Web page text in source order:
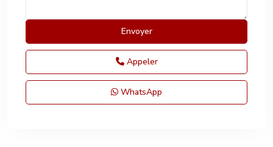
Appeler
WhatsApp